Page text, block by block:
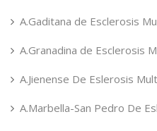
A.Gaditana de Esclerosis
A.Granadina de Esclerosis
A.Jienense De Eslerosis
A.Marbella-San Pedro De